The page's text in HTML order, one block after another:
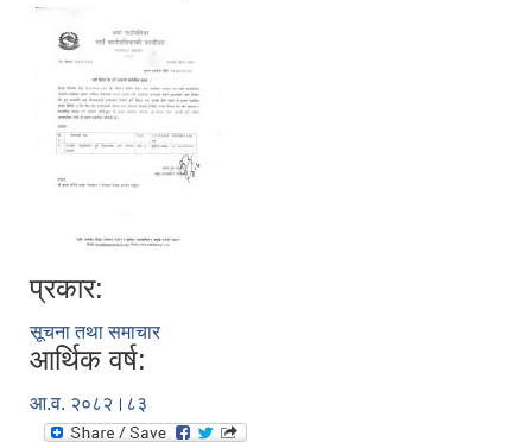
प्रकार:
सूचना तथा समाचार
आर्थिक वर्ष:
आ.व. २०८२।८३